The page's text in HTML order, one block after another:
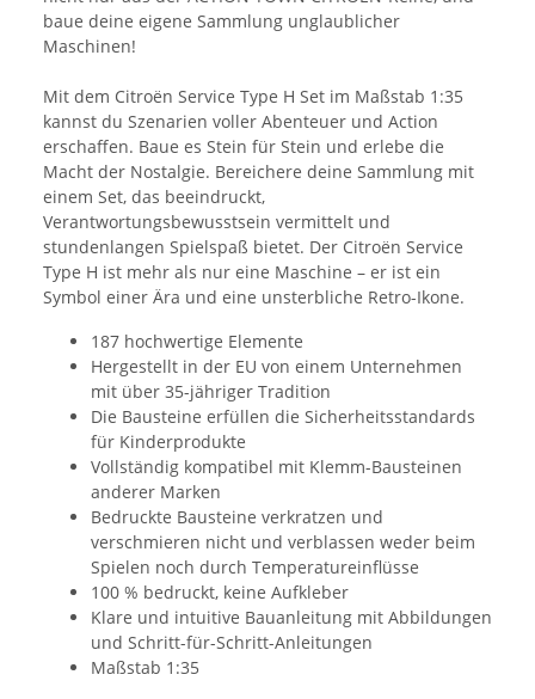
baue deine eigene Sammlung unglaublicher
Maschinen!
Mit dem Citroën Service Type H Set im Maßstab 1:35
kannst du Szenarien voller Abenteuer und Action
erschaffen. Baue es Stein für Stein und erlebe die
Macht der Nostalgie. Bereichere deine Sammlung mit
einem Set, das beeindruckt,
Verantwortungsbewusstsein vermittelt und
stundenlangen Spielspaß bietet. Der Citroën Service
Type H ist mehr als nur eine Maschine – er ist ein
Symbol einer Ära und eine unsterbliche Retro-Ikone.
187 hochwertige Elemente
Hergestellt in der EU von einem Unternehmen
mit über 35-jähriger Tradition
Die Bausteine erfüllen die Sicherheitsstandards
für Kinderprodukte
Vollständig kompatibel mit Klemm-Bausteinen
anderer Marken
Bedruckte Bausteine verkratzen und
verschmieren nicht und verblassen weder beim
Spielen noch durch Temperatureinflüsse
100 % bedruckt, keine Aufkleber
Klare und intuitive Bauanleitung mit Abbildungen
und Schritt-für-Schritt-Anleitungen
Maßstab 1:35